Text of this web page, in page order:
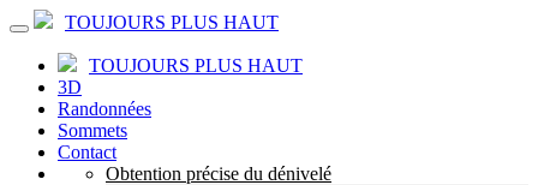
TOUJOURS PLUS HAUT
TOUJOURS PLUS HAUT
3D
Randonnées
Sommets
Contact
Obtention précise du dénivelé